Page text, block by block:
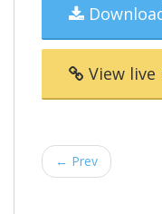
View live
← Prev